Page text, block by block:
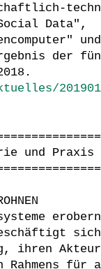
Data",
und
der
und Praxis
ihren
für